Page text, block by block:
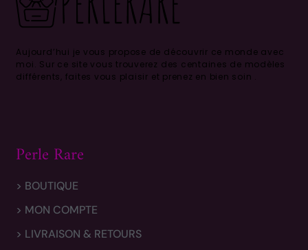
Aujourd’hui je vous propose de découvrir ce monde avec
moi. Sur ce site vous trouverez des centaines de modèles
différents, faites vous plaisir et prenez en bien soin .
Perle Rare
> BOUTIQUE
> MON COMPTE
> LIVRAISON & RETOURS